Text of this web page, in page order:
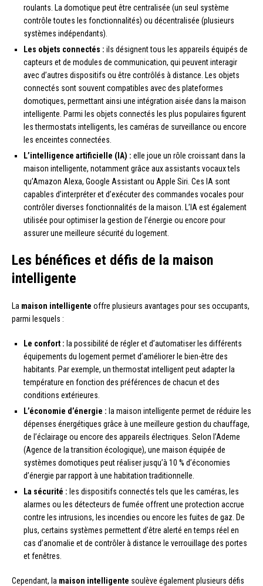
roulants. La domotique peut être centralisée (un seul système
contrôle toutes les fonctionnalités) ou décentralisée (plusieurs
systèmes indépendants).
Les objets connectés : ils désignent tous les appareils équipés de
capteurs et de modules de communication, qui peuvent interagir
avec d’autres dispositifs ou être contrôlés à distance. Les objets
connectés sont souvent compatibles avec des plateformes
domotiques, permettant ainsi une intégration aisée dans la maison
intelligente. Parmi les objets connectés les plus populaires figurent
les thermostats intelligents, les caméras de surveillance ou encore
les enceintes connectées.
L’intelligence artificielle (IA) : elle joue un rôle croissant dans la
maison intelligente, notamment grâce aux assistants vocaux tels
qu’Amazon Alexa, Google Assistant ou Apple Siri. Ces IA sont
capables d’interpréter et d’exécuter des commandes vocales pour
contrôler diverses fonctionnalités de la maison. L’IA est également
utilisée pour optimiser la gestion de l’énergie ou encore pour
assurer une meilleure sécurité du logement.
Les bénéfices et défis de la maison
intelligente
La maison intelligente offre plusieurs avantages pour ses occupants,
parmi lesquels :
Le confort : la possibilité de régler et d’automatiser les différents
équipements du logement permet d’améliorer le bien-être des
habitants. Par exemple, un thermostat intelligent peut adapter la
température en fonction des préférences de chacun et des
conditions extérieures.
L’économie d’énergie : la maison intelligente permet de réduire les
dépenses énergétiques grâce à une meilleure gestion du chauffage,
de l’éclairage ou encore des appareils électriques. Selon l’Ademe
(Agence de la transition écologique), une maison équipée de
systèmes domotiques peut réaliser jusqu’à 10 % d’économies
d’énergie par rapport à une habitation traditionnelle.
La sécurité : les dispositifs connectés tels que les caméras, les
alarmes ou les détecteurs de fumée offrent une protection accrue
contre les intrusions, les incendies ou encore les fuites de gaz. De
plus, certains systèmes permettent d’être alerté en temps réel en
cas d’anomalie et de contrôler à distance le verrouillage des portes
et fenêtres.
Cependant, la maison intelligente soulève également plusieurs défis